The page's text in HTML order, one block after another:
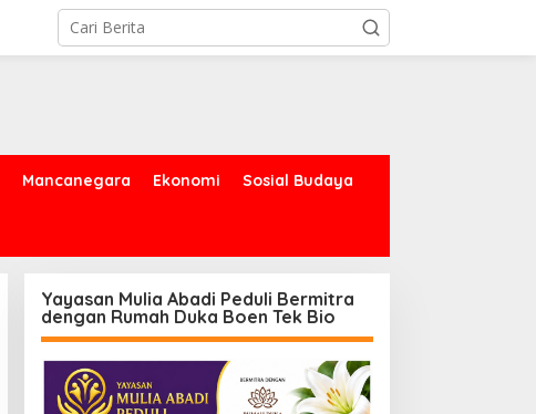
Mancanegara Ekonomi Sosial Budaya
Yayasan Mulia Abadi Peduli Bermitra
dengan Rumah Duka Boen Tek Bio